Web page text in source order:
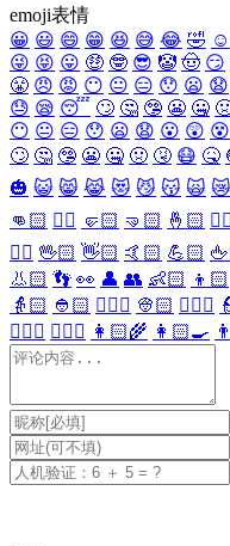
emoji表情
😀 😃 😄 😁 😆 😅 😂 🤣 ☺️
😜 😝 😛 🤑 🤓 😎 🤡 🤠 😏
😤 😠 😡 😶 😐 😑 😯 😦 😧
😓 😪 😴 🙄 🤔 🤥 😬 🤐
😶 😐 😑 😯 😦 😧 😮 😲 😵
🙄 🤔 🤥 😬 🤐 🤢 🤧 😷 🤒
🎃 😺 😸 😹 😻 😼 😽 🙀 😿
👊🏻 ✊🏻 🤛🏻 🤜🏻 🤞🏻 ✌🏻
🖐🏻 🖖🏻 👋🏻 🤙🏻 💪🏻
👃🏻 👣 👀 👤 👥 👶🏻 👦🏻
👵🏻 👲🏻 👳🏻‍♀️ 👳🏻 👮🏻‍♀️
👩🏻‍⚕️ 👨🏻‍⚕️ 👩🏻‍🌾 👩🏻‍🍳